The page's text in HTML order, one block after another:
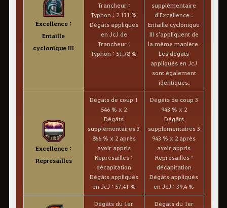
Excellence :
Entaille
cyclonique III
Trancheur :
Typhon : 2 131 %
Dégâts appliqués
en JcJ de
Trancheur :
Typhon : 51,78 %
supplémentaire
d'Excellence :
Entaille cyclonique
III s'appliquent de
la même manière.
Les dégâts
appliqués en JcJ
sont également
identiques.
Excellence :
Représailles
Dégâts de coup 1
546 % x 2
Dégâts
supplémentaires 3
866 % x 2 après
avoir appris
Représailles :
décapitation
Dégâts appliqués
en JcJ : 57,41 %
Dégâts de coup 3
943 % x 2
Dégâts
supplémentaires 3
943 % x 2 après
avoir appris
Représailles :
décapitation
Dégâts appliqués
en JcJ : 39,4 %
Dégâts du 1er
Dégâts du 1er